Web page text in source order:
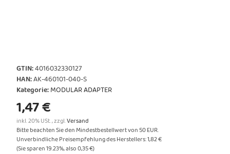
GTIN:4016032330127
HAN:AK-460101-040-S
Kategorie:MODULAR ADAPTER
1,47 €
inkl. 20% USt. , zzgl.Versand
Bitte beachten Sie den Mindestbestellwert von 50 EUR.
Unverbindliche Preisempfehlung des Herstellers:1,82 €
(Sie sparen19.23%, also0,35 €)